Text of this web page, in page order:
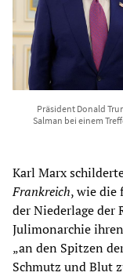
Präsident Donald
Salman bei einem
Karl Marx
Frankreich, wie die
der Niederlage der
Julimonarchie
„an den Spitzen
Schmutz und Blut